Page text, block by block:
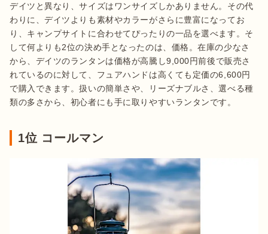
デイツと異なり、サイズはワンサイズしかありません。その代
わりに、デイツよりも素材やカラーがさらに豊富になってお
り、キャンプサイトに合わせてぴったりの一品を選べます。そ
して何よりも2位の決め手となったのは、価格。在庫の少なさ
から、デイツのランタンは価格が高騰し9,000円前後で販売さ
れているのに対して、フュアハンドは高くても定価の6,600円
で購入できます。扱いの簡単さや、リーズナブルさ、選べる種
類の多さから、初心者にも手に取りやすいランタンです。
1位 コールマン